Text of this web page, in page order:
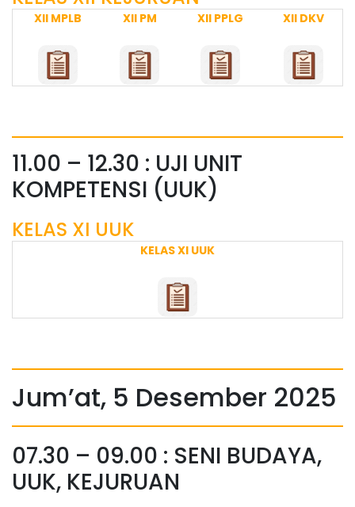
XII MPLB XII PM XII PPLG XII DKV
11.00 – 12.30 : UJI UNIT
KOMPETENSI (UUK)
KELAS XI UUK
KELAS XI UUK
Jum’at, 5 Desember 2025
07.30 – 09.00 : SENI BUDAYA,
UUK, KEJURUAN